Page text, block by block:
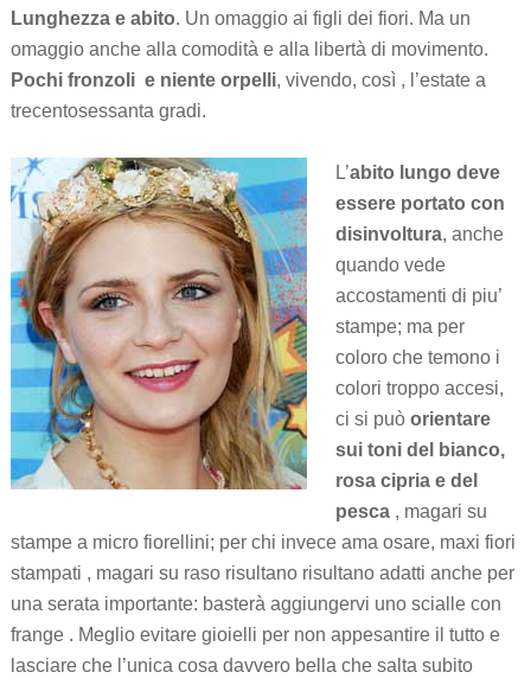
Lunghezza e abito. Un omaggio ai figli dei fiori. Ma un
omaggio anche alla comodità e alla libertà di movimento.
Pochi fronzoli e niente orpelli, vivendo, così , l’estate a
trecentosessanta gradi.
L’abito lungo deve
essere portato con
disinvoltura, anche
quando vede
accostamenti di piu’
stampe; ma per
coloro che temono i
colori troppo accesi,
ci si può orientare
sui toni del bianco,
rosa cipria e del
pesca, magari su
stampe a micro fiorellini; per chi invece ama osare, maxi fiori
stampati , magari su raso risultano risultano adatti anche per
una serata importante: basterà aggiungervi uno scialle con
frange . Meglio evitare gioielli per non appesantire il tutto e
lasciare che l’unica cosa davvero bella che salta subito